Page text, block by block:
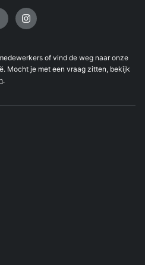
of vind de weg naar onze
Mocht je met een vraag zitten, bekijk
.